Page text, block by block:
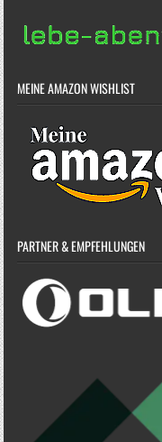
MEINE AMAZON WISHLIST
PARTNER & EMPFEHLUNGEN